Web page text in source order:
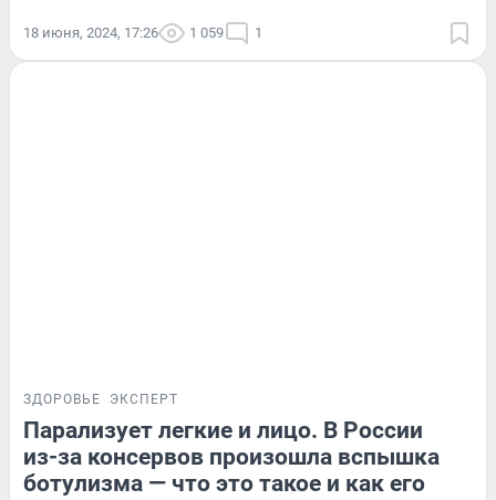
18 июня, 2024, 17:26 1 059 1
ЗДОРОВЬЕ ЭКСПЕРТ
Парализует легкие и лицо. В России
из-за консервов произошла вспышка
ботулизма — что это такое и как его